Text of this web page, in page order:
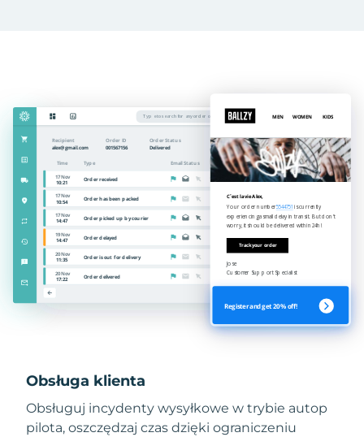
Obsługa klienta
Obsługuj incydenty wysyłkowe w trybie autop
pilota, oszczędzaj czas dzięki ograniczeniu